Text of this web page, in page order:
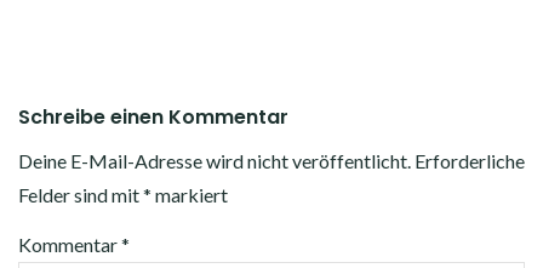
Schreibe einen Kommentar
Deine E-Mail-Adresse wird nicht veröffentlicht. Erforderliche
Felder sind mit* markiert
Kommentar*